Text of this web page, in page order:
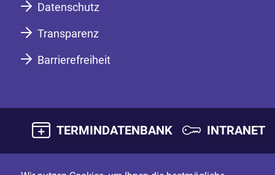
Datenschutz
Transparenz
Barrierefreiheit
TERMINDATENBANK INTRANET